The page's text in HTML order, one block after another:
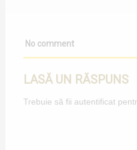
No comment
LASĂ UN RĂSPUNS
Trebuie să fii autentificat